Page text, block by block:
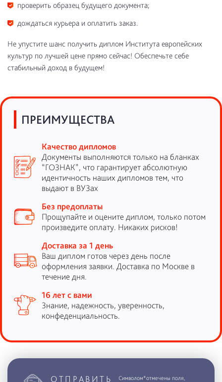
проверить образец будущего документа;
дождаться курьера и оплатить заказ.
Не упустите шанс получить диплом Института европейских
культур по лучшей цене прямо сейчас! Обеспечьте себе
стабильный доход в будущем!
ПРЕИМУЩЕСТВА
Качество дипломов
Документы выполняются только на бланках
“ГОЗНАК”, что гарантирует абсолютную
идентичность наших дипломов тем, что
выдают в ВУЗах
Без предоплаты
Прощупайте и оцените диплом, только потом
произведите оплату. Никаких рисков!
Доставка за 1 день
Ваш диплом готов через день после
оформления заявки. Доставка по Москве в
течение дня.
16 лет с вами
Знание, надежность, уверенность,
конфеденциальность.
ОТПРАВИТЬ
Символом*отмечены поля,